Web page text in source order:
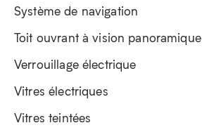
Système de navigation
Toit ouvrant à vision panoramique
Verrouillage électrique
Vitres électriques
Vitres teintées